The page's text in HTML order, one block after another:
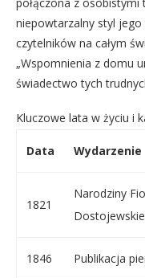
połączona z osobistymi
niepowtarzalny styl
czytelników na całym
„Wspomnienia z domu
świadectwo tych
Kluczowe lata w życiu i
Data Wydarzenie
1821
Narodziny
1846 Publikacja